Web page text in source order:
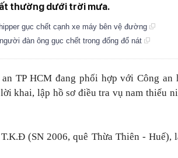
thường dưới trời mưa.
gục chết cạnh xe máy bên vệ đường
đàn ông gục chết trong đống đổ nát
an TP HCM đang phối hợp với Công
khai, lập hồ sơ điều tra vụ nam thiếu
(SN 2006, quê Thừa Thiên - Huế),